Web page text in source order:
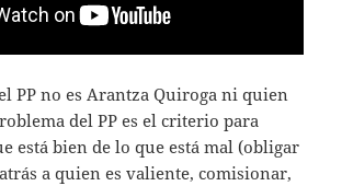
PP no es Arantza Quiroga ni quien
del PP es el criterio para
está bien de lo que está mal (obligar
a quien es valiente, comisionar,